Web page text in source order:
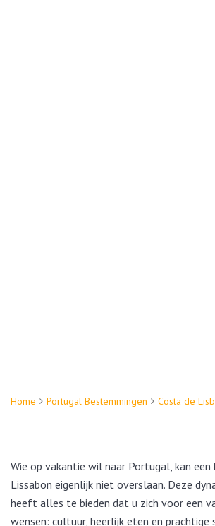
Home Portugal Bestemmingen Costa de
Wie op vakantie wil naar Portugal, kan een
Lissabon eigenlijk niet overslaan. Deze
heeft alles te bieden dat u zich voor een
wensen: cultuur, heerlijk eten en prachtige